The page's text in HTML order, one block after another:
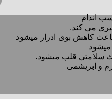
اندام
می کند.
میشود
و ابریشمی